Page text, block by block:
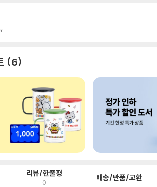
6
리뷰/한줄평
0 배송/반품/교환